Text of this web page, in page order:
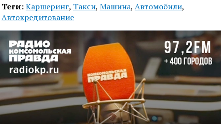
Теги:Каршеринг, Такси, Машина, Автомобили,
Автокредитование